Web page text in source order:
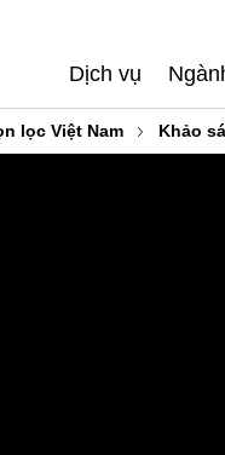
Dịch vụ
lọc Việt Nam Khảo